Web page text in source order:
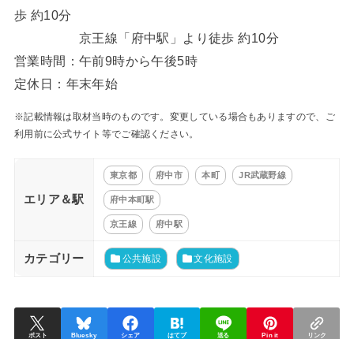
歩 約10分
京王線「府中駅」より徒歩 約10分
営業時間：午前9時から午後5時
定休日：年末年始
※記載情報は取材当時のものです。変更している場合もありますので、ご
利用前に公式サイト等でご確認ください。
エリア＆駅
東京都 府中市 本町 JR武蔵野線
府中本町駅
京王線 府中駅
カテゴリー 公共施設 文化施設
ポスト Bluesky シェア はてブ 送る Pin it リンク